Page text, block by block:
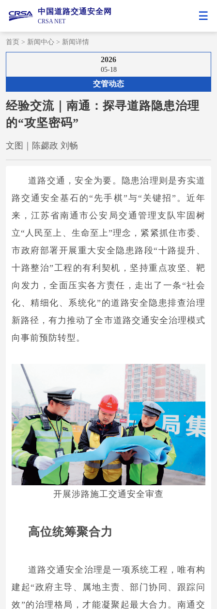
中国道路交通安全网
CRSA NET
首页 > 新闻中心 > 新闻详情
2026
05-18
交管动态
经验交流｜南通：探寻道路隐患治理
的“攻坚密码”
文图｜陈勰政 刘畅
道路交通，安全为要。隐患治理则是夯实道
路交通安全基石的“先手棋”与“关键招”。近年
来，江苏省南通市公安局交通管理支队牢固树
立“人民至上、生命至上”理念，紧紧抓住市委、
市政府部署开展重大安全隐患路段“十路提升、
十路整治”工程的有利契机，坚持重点攻坚、靶
向发力，全面压实各方责任，走出了一条“社会
化、精细化、系统化”的道路安全隐患排查治理
新路径，有力推动了全市道路交通安全治理模式
向事前预防转型。
开展涉路施工交通安全审查
高位统筹聚合力
道路交通安全治理是一项系统工程，唯有构
建起“政府主导、属地主责、部门协同、跟踪问
效”的治理格局，才能凝聚起最大合力。南通交